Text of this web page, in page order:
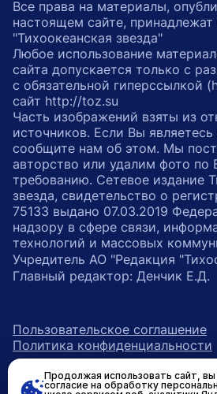
Все права на материалы,
настоящем сайте,
"Тихоокеанская звезда"
Любое использование
сайта допускается только с
с обязательной гиперссылкой
сайт http://toz.su
Часть изображений взяты из
источников. Если Вы
сообщите нам об этом. Мы
авторство или удалим фото по
требованию. Сетевое издание
звезда, свидетельство о
75133 выдано 07.03.2019
надзору в сфере связи,
технологий и массовых
Учредитель АО "Редакция
Главный редактор: Денчик Е.Д.
Пользовательское соглашение
Политика конфиденциальности
ссылка
возрастное ограничение
Продолжая использовать сайт,
согласие на обработку